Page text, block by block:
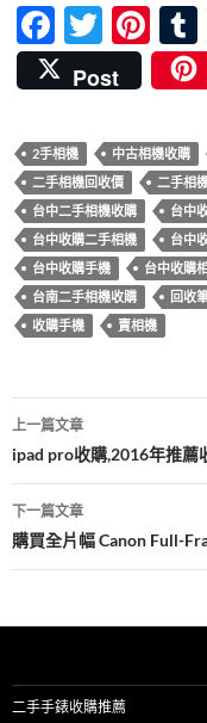
F
ac
e
b
o
o
k
T
w
itt
er
Pi
nt
er
es
t
Post
2手相機 中古相機收購
二手相機回收價
二手相
台中二手相機收購
台中
台中收購二手相機
台中
台中收購手機
台中收購
台南二手相機收購
回收
收購手機
賣相機
文
章
導
覽
上一篇文章
ipad pro收購,2016年推薦
下一篇文章
購買全片幅 Canon Full-
二手手錶收購推薦